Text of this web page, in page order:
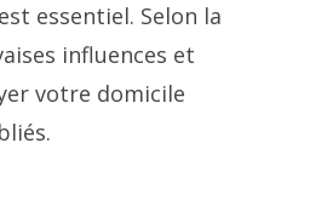
essentiel. Selon la
influences et
votre domicile